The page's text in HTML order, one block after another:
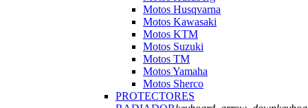
Motos Husqvarna
Motos Kawasaki
Motos KTM
Motos Suzuki
Motos TM
Motos Yamaha
Motos Sherco
PROTECTORES